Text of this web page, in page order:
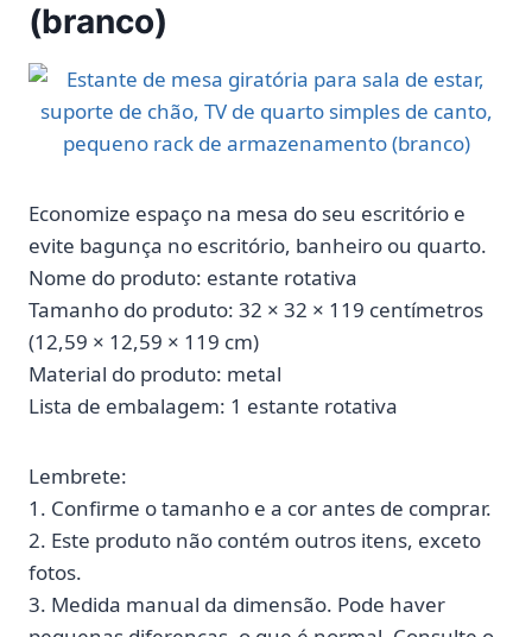
(branco)
Economize espaço na mesa do seu escritório e
evite bagunça no escritório, banheiro ou quarto.
Nome do produto: estante rotativa
Tamanho do produto: 32 × 32 × 119 centímetros
(12,59 × 12,59 × 119 cm)
Material do produto: metal
Lista de embalagem: 1 estante rotativa
Lembrete:
1. Confirme o tamanho e a cor antes de comprar.
2. Este produto não contém outros itens, exceto
fotos.
3. Medida manual da dimensão. Pode haver